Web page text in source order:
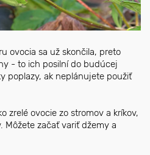
ovocia sa už skončila, preto
- to ich posilní do budúcej
poplazy, ak neplánujete použiť
zrelé ovocie zo stromov a kríkov,
Môžete začať variť džemy a